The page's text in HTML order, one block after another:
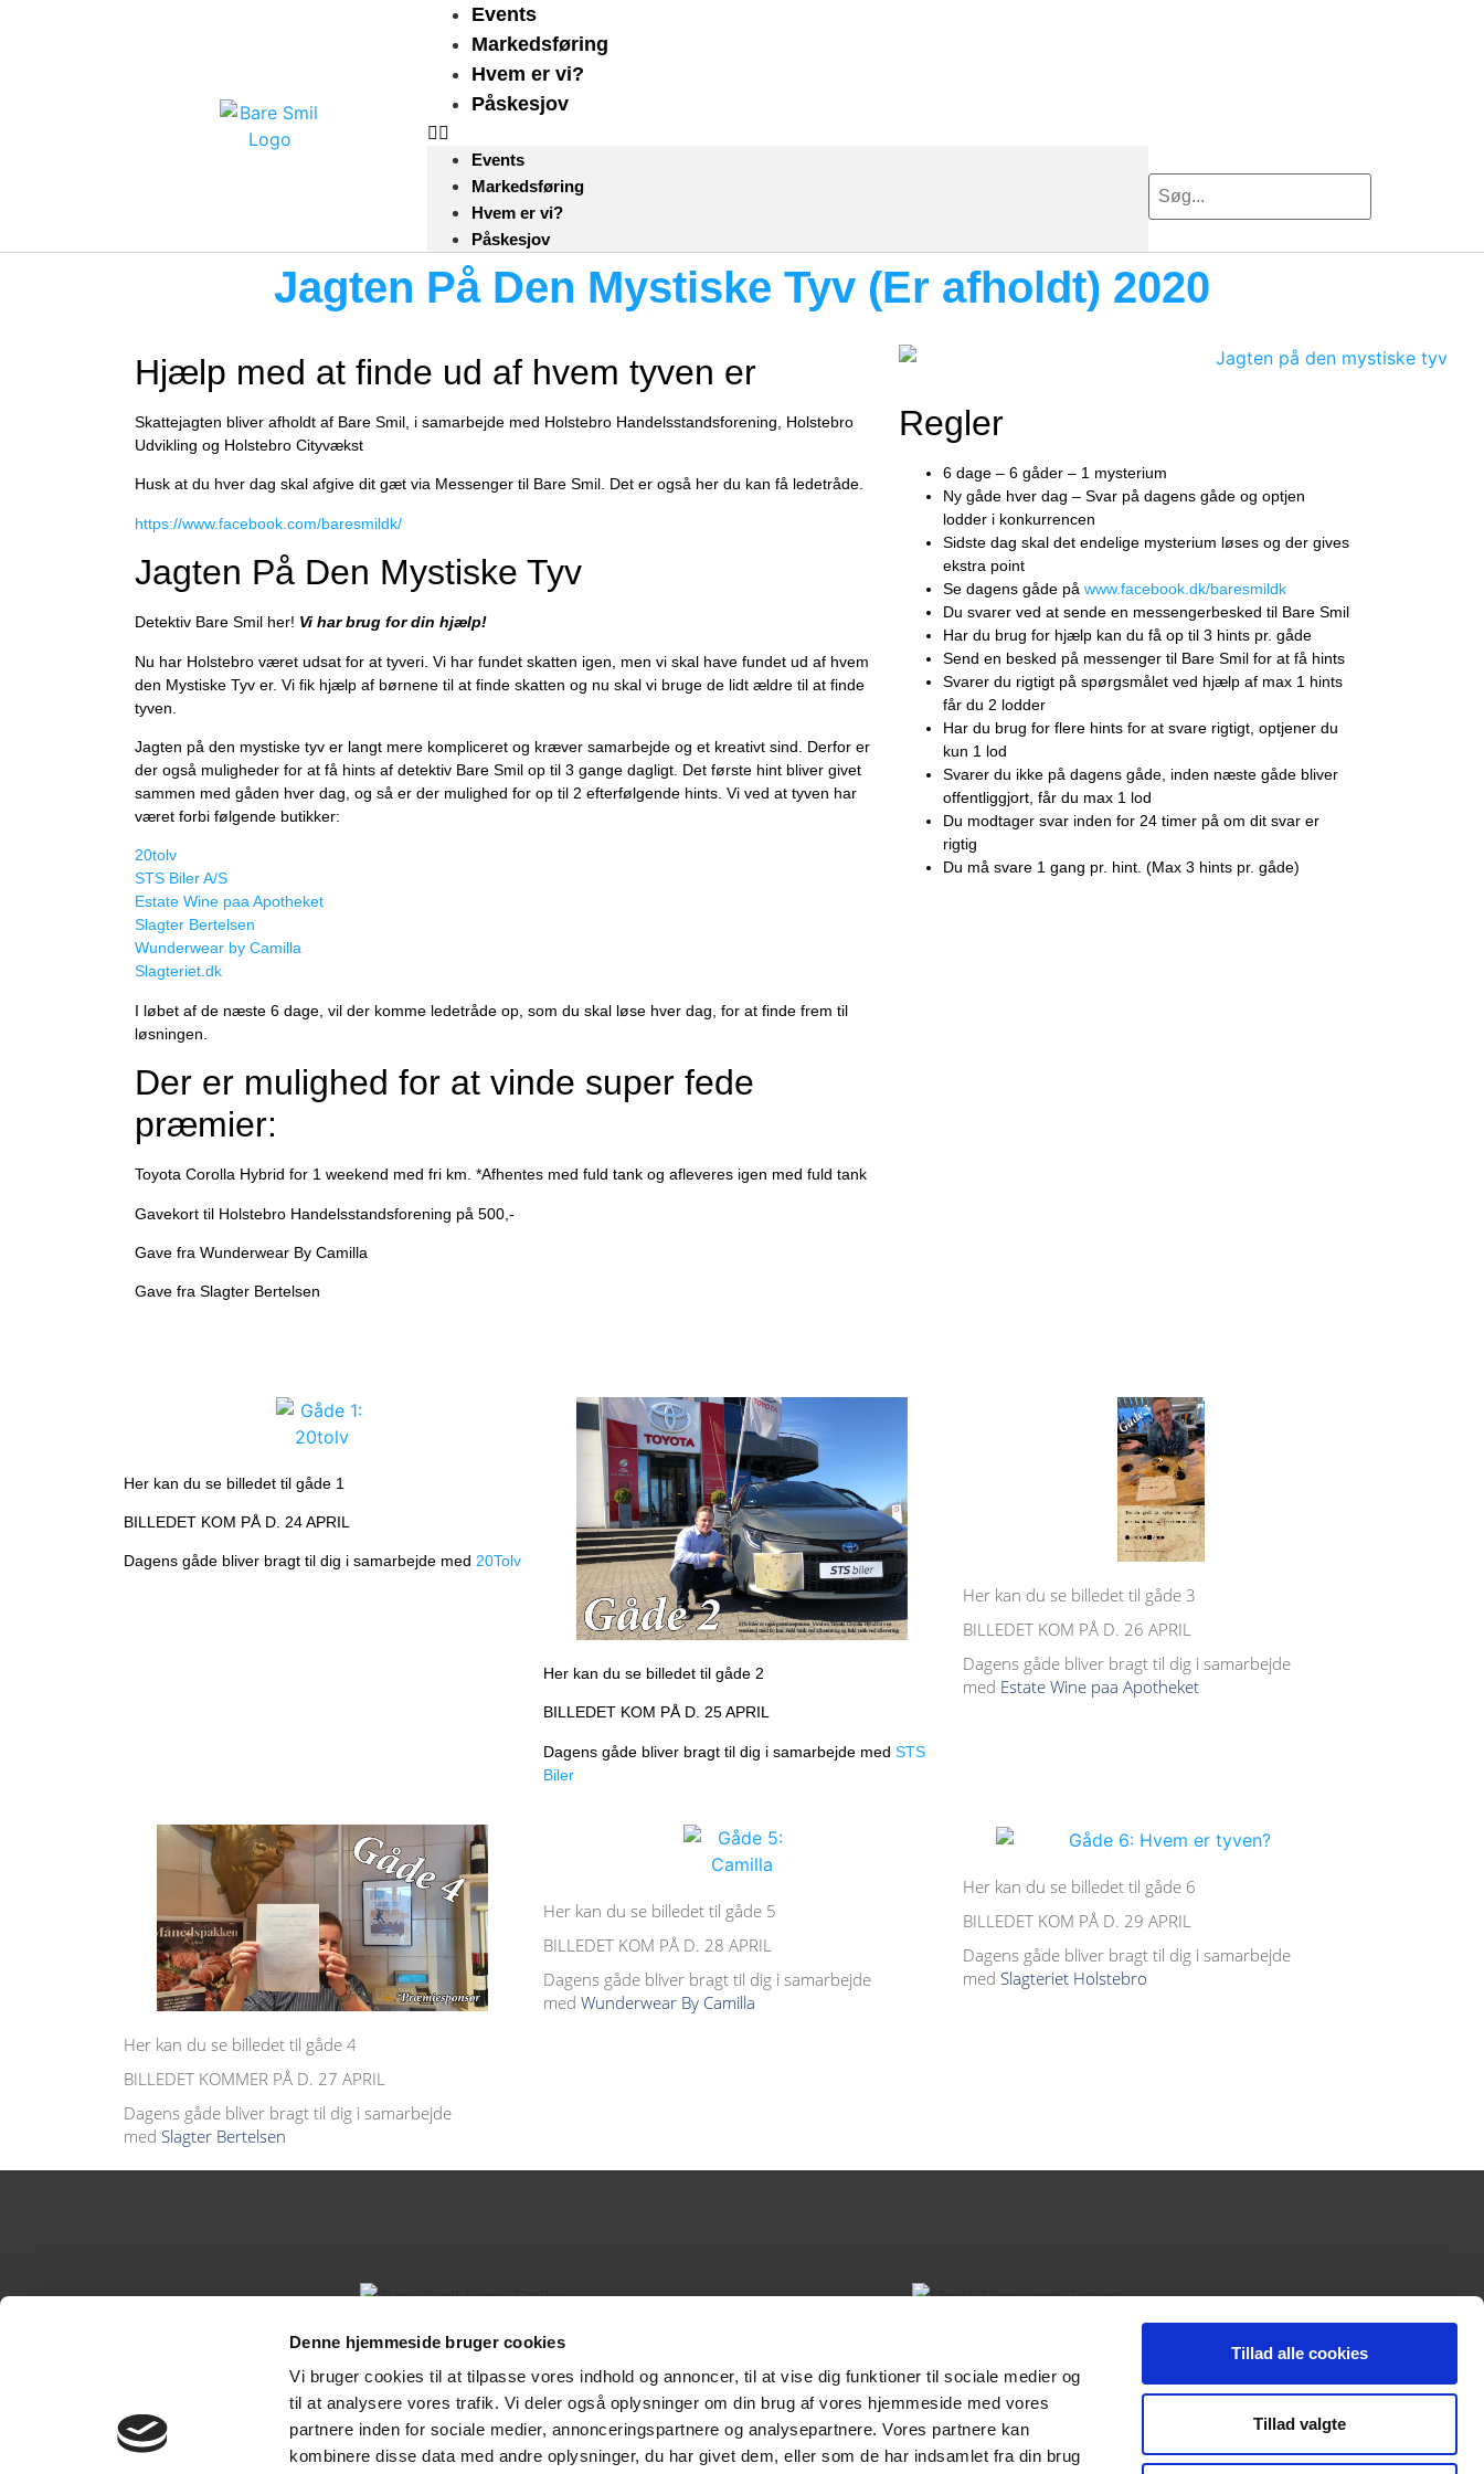
Denne hjemmeside bruger cookies
Vi bruger cookies til at tilpasse vores indhold og annoncer, til at vise dig funktioner til sociale medier og
til at analysere vores trafik. Vi deler også oplysninger om din brug af vores hjemmeside med vores
partnere inden for sociale medier, annonceringspartnere og analysepartnere. Vores partnere kan
kombinere disse data med andre oplysninger, du har givet dem, eller som de har indsamlet fra din brug
Tillad alle cookies
Tillad valgte
Events
Markedsføring
Hvem er vi?
Påskesjov
Events
Markedsføring
Hvem er vi?
Påskesjov
Jagten På Den Mystiske Tyv (Er afholdt) 2020
Hjælp med at finde ud af hvem tyven er
Skattejagten bliver afholdt af Bare Smil, i samarbejde med Holstebro Handelsstandsforening, Holstebro
Udvikling og Holstebro Cityvækst
Husk at du hver dag skal afgive dit gæt via Messenger til Bare Smil. Det er også her du kan få ledetråde.
https://www.facebook.com/baresmildk/
Jagten På Den Mystiske Tyv
Detektiv Bare Smil her! Vi har brug for din hjælp!
Nu har Holstebro været udsat for at tyveri. Vi har fundet skatten igen, men vi skal have fundet ud af hvem
den Mystiske Tyv er. Vi fik hjælp af børnene til at finde skatten og nu skal vi bruge de lidt ældre til at finde
tyven.
Jagten på den mystiske tyv er langt mere kompliceret og kræver samarbejde og et kreativt sind. Derfor er
der også muligheder for at få hints af detektiv Bare Smil op til 3 gange dagligt. Det første hint bliver givet
sammen med gåden hver dag, og så er der mulighed for op til 2 efterfølgende hints. Vi ved at tyven har
været forbi følgende butikker:
20tolv
STS Biler A/S
Estate Wine paa Apotheket
Slagter Bertelsen
Wunderwear by Camilla
Slagteriet.dk
I løbet af de næste 6 dage, vil der komme ledetråde op, som du skal løse hver dag, for at finde frem til
løsningen.
Der er mulighed for at vinde super fede
præmier:
Toyota Corolla Hybrid for 1 weekend med fri km. *Afhentes med fuld tank og afleveres igen med fuld tank
Gavekort til Holstebro Handelsstandsforening på 500,-
Gave fra Wunderwear By Camilla
Gave fra Slagter Bertelsen
Regler
6 dage – 6 gåder – 1 mysterium
Ny gåde hver dag – Svar på dagens gåde og optjen
lodder i konkurrencen
Sidste dag skal det endelige mysterium løses og der gives
ekstra point
Se dagens gåde på www.facebook.dk/baresmildk
Du svarer ved at sende en messengerbesked til Bare Smil
Har du brug for hjælp kan du få op til 3 hints pr. gåde
Send en besked på messenger til Bare Smil for at få hints
Svarer du rigtigt på spørgsmålet ved hjælp af max 1 hints
får du 2 lodder
Har du brug for flere hints for at svare rigtigt, optjener du
kun 1 lod
Svarer du ikke på dagens gåde, inden næste gåde bliver
offentliggjort, får du max 1 lod
Du modtager svar inden for 24 timer på om dit svar er
rigtig
Du må svare 1 gang pr. hint. (Max 3 hints pr. gåde)
Her kan du se billedet til gåde 1
BILLEDET KOM PÅ D. 24 APRIL
Dagens gåde bliver bragt til dig i samarbejde med 20Tolv
Her kan du se billedet til gåde 2
BILLEDET KOM PÅ D. 25 APRIL
Dagens gåde bliver bragt til dig i samarbejde med STS
Biler
Her kan du se billedet til gåde 3
BILLEDET KOM PÅ D. 26 APRIL
Dagens gåde bliver bragt til dig i samarbejde
med Estate Wine paa Apotheket
Her kan du se billedet til gåde 4
BILLEDET KOMMER PÅ D. 27 APRIL
Dagens gåde bliver bragt til dig i samarbejde
med Slagter Bertelsen
Her kan du se billedet til gåde 5
BILLEDET KOM PÅ D. 28 APRIL
Dagens gåde bliver bragt til dig i samarbejde
med Wunderwear By Camilla
Her kan du se billedet til gåde 6
BILLEDET KOM PÅ D. 29 APRIL
Dagens gåde bliver bragt til dig i samarbejde
med Slagteriet Holstebro
Bare Smil
+45 71 90 90 99
+45 31 23 41 45